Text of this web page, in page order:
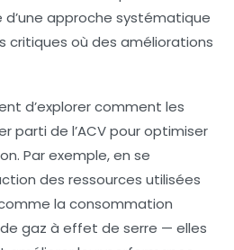
d’une approche systématique
critiques où des améliorations
d’explorer comment les
parti de l’ACV pour optimiser
Par exemple, en se
des ressources utilisées
la consommation
de gaz à effet de serre — elles